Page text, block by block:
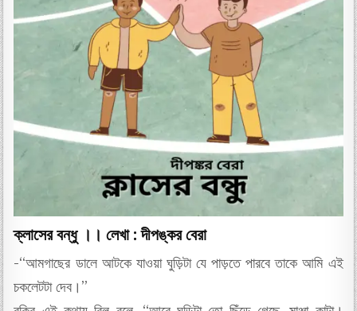
ক্লাসের বন্ধু ।। লেখা : দীপঙ্কর বেরা
-“আমগাছের ডালে আটকে যাওয়া ঘুড়িটা যে পাড়তে পারবে তাকে আমি এই
চকলেটটা দেব।”